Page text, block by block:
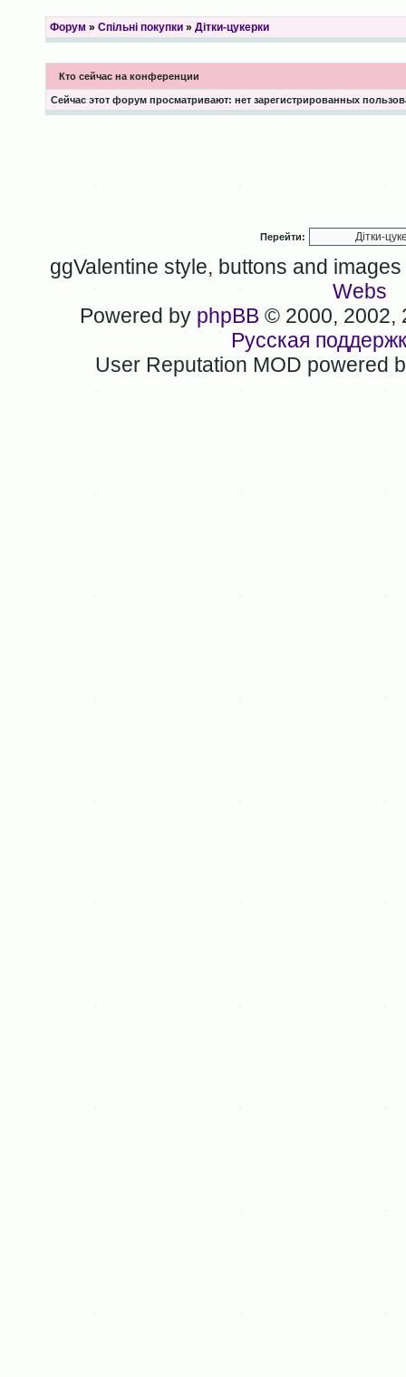
Форум » Спільні покупки» Дітки-цукерки
Кто сейчас на конференции
Сейчас этот форум просматривают: нет зарегистрированных
Перейти:
ggValentine style, buttons and
Webs
Powered by phpBB © 2000, 2002,
Русская
User Reputation MOD powered